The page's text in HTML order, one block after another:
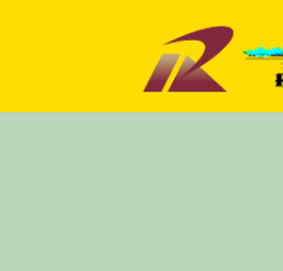
ツ
シ